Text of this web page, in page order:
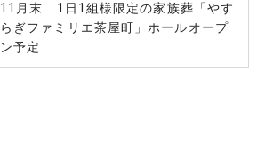
11月末 1日1組様限定の家族葬「やす
らぎファミリエ茶屋町」ホールオープ
ン予定